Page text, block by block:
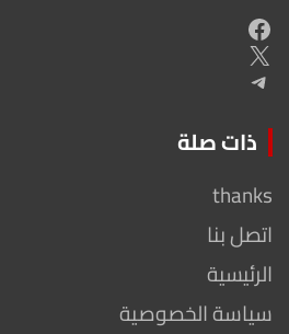
Facebook
X
Telegram
ذات صلة
thanks
اتصل بنا
الرئيسية
سياسة الخصوصية